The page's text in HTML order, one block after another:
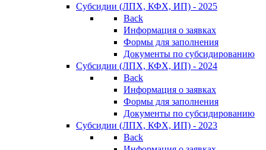
Субсидии (ЛПХ, КФХ, ИП) - 2025
Back
Информация о заявках
Формы для заполнения
Документы по субсидированию
Субсидии (ЛПХ, КФХ, ИП) - 2024
Back
Информация о заявках
Формы для заполнения
Документы по субсидированию
Субсидии (ЛПХ, КФХ, ИП) - 2023
Back